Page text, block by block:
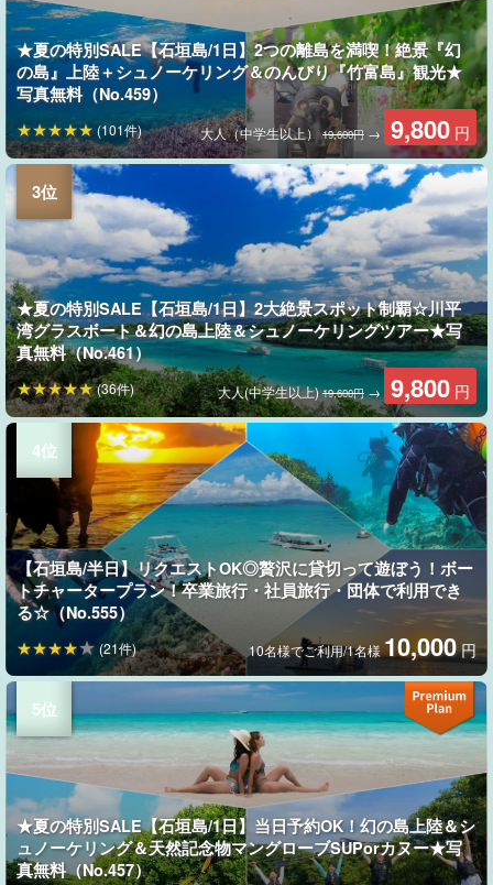
★夏の特別SALE【石垣島/1日】2つの離島を満喫！絶景『幻
の島』上陸＋シュノーケリング＆のんびり『竹富島』観光★
写真無料（No.459）
大人（中学生以上）19,600円 → 9,800 円
(101件)
★夏の特別SALE【石垣島/1日】2大絶景スポット制覇☆川平
湾グラスボート＆幻の島上陸＆シュノーケリングツアー★写
真無料（No.461）
大人(中学生以上)19,600円→ 9,800 円
(36件)
【石垣島/半日】リクエストOK◎贅沢に貸切って遊ぼう！ボー
トチャータープラン！卒業旅行・社員旅行・団体で利用でき
る☆（No.555）
10名様でご利用/1名様10,000 円
(21件)
★夏の特別SALE【石垣島/1日】当日予約OK！幻の島上陸＆シ
ュノーケリング＆天然記念物マングローブSUPorカヌー★写
真無料（No.457）